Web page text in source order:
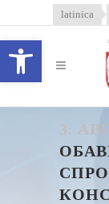
Open toolbar
latinica
3.